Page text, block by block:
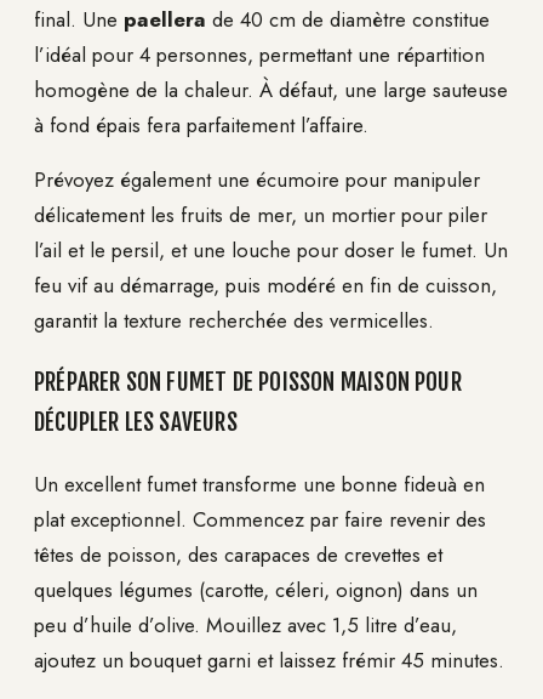
final. Une paellera de 40 cm de diamètre constitue
l’idéal pour 4 personnes, permettant une répartition
homogène de la chaleur. À défaut, une large sauteuse
à fond épais fera parfaitement l’affaire.
Prévoyez également une écumoire pour manipuler
délicatement les fruits de mer, un mortier pour piler
l’ail et le persil, et une louche pour doser le fumet. Un
feu vif au démarrage, puis modéré en fin de cuisson,
garantit la texture recherchée des vermicelles.
PRÉPARER SON FUMET DE POISSON MAISON POUR
DÉCUPLER LES SAVEURS
Un excellent fumet transforme une bonne fideuà en
plat exceptionnel. Commencez par faire revenir des
têtes de poisson, des carapaces de crevettes et
quelques légumes (carotte, céleri, oignon) dans un
peu d’huile d’olive. Mouillez avec 1,5 litre d’eau,
ajoutez un bouquet garni et laissez frémir 45 minutes.